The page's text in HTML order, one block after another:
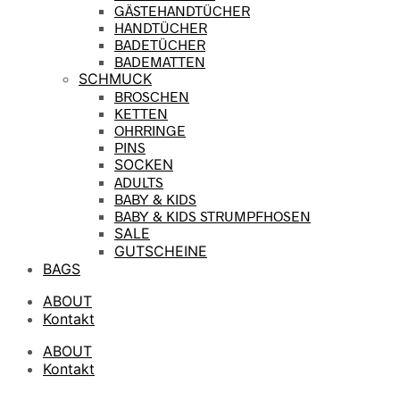
GÄSTEHANDTÜCHER
HANDTÜCHER
BADETÜCHER
BADEMATTEN
SCHMUCK
BROSCHEN
KETTEN
OHRRINGE
PINS
SOCKEN
ADULTS
BABY & KIDS
BABY & KIDS STRUMPFHOSEN
SALE
GUTSCHEINE
BAGS
ABOUT
Kontakt
ABOUT
Kontakt